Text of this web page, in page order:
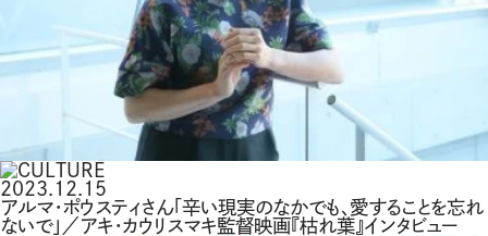
2023.12.15
アルマ・ポウスティさん「辛い現実のなかでも、愛することを忘れ
ないで」／アキ・カウリスマキ監督映画『枯れ葉』インタビュー